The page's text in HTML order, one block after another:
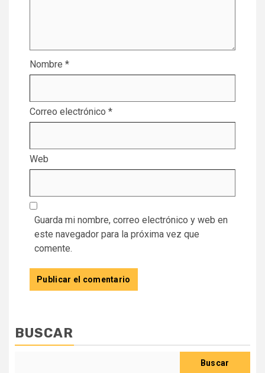
Nombre *
Correo electrónico *
Web
Guarda mi nombre, correo electrónico y web en
este navegador para la próxima vez que
comente.
BUSCAR
Buscar